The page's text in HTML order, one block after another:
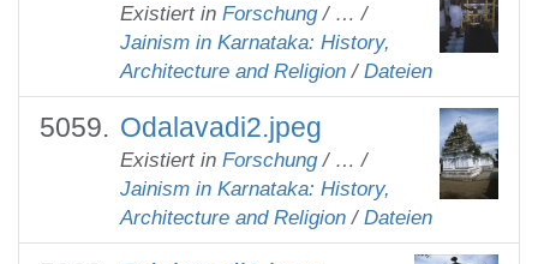
Existiert in Forschung / …/
Jainism in Karnataka: History,
Architecture and Religion / Dateien
Odalavadi2.jpeg
Existiert in Forschung / …/
Jainism in Karnataka: History,
Architecture and Religion / Dateien